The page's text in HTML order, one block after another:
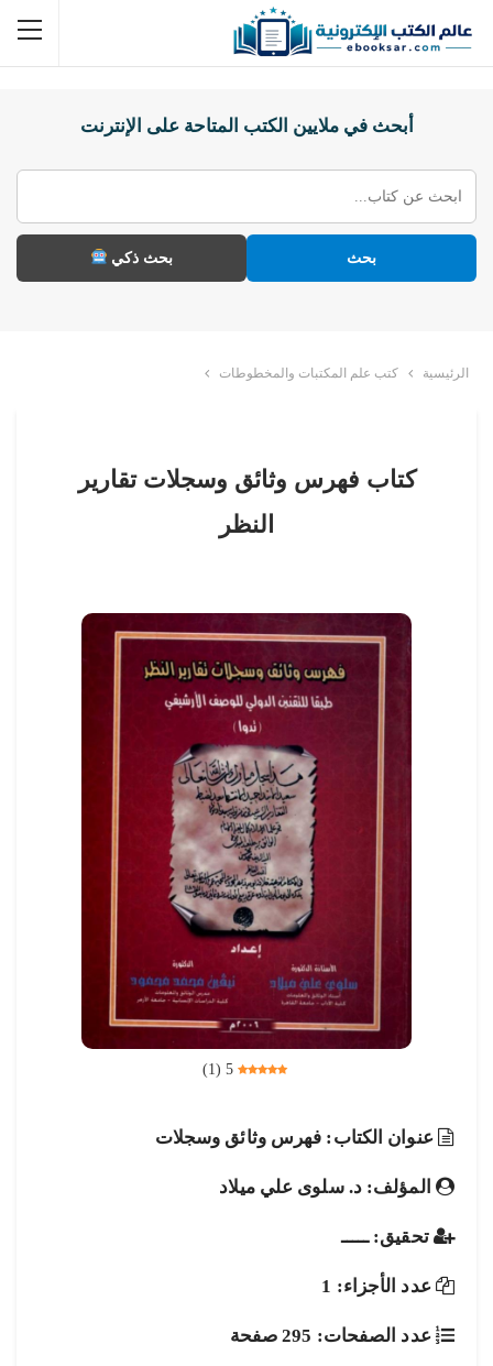
أبحث في ملايين الكتب المتاحة على الإنترنت
بحث بحث ذكي
الرئيسية كتب علم المكتبات والمخطوطات
كتاب فهرس وثائق وسجلات تقارير
النظر
5
(
1
)
عنوان الكتاب: فهرس وثائق وسجلات
المؤلف: د. سلوى علي ميلاد
تحقيق: ـــــ
عدد الأجزاء: 1
عدد الصفحات: 295 صفحة